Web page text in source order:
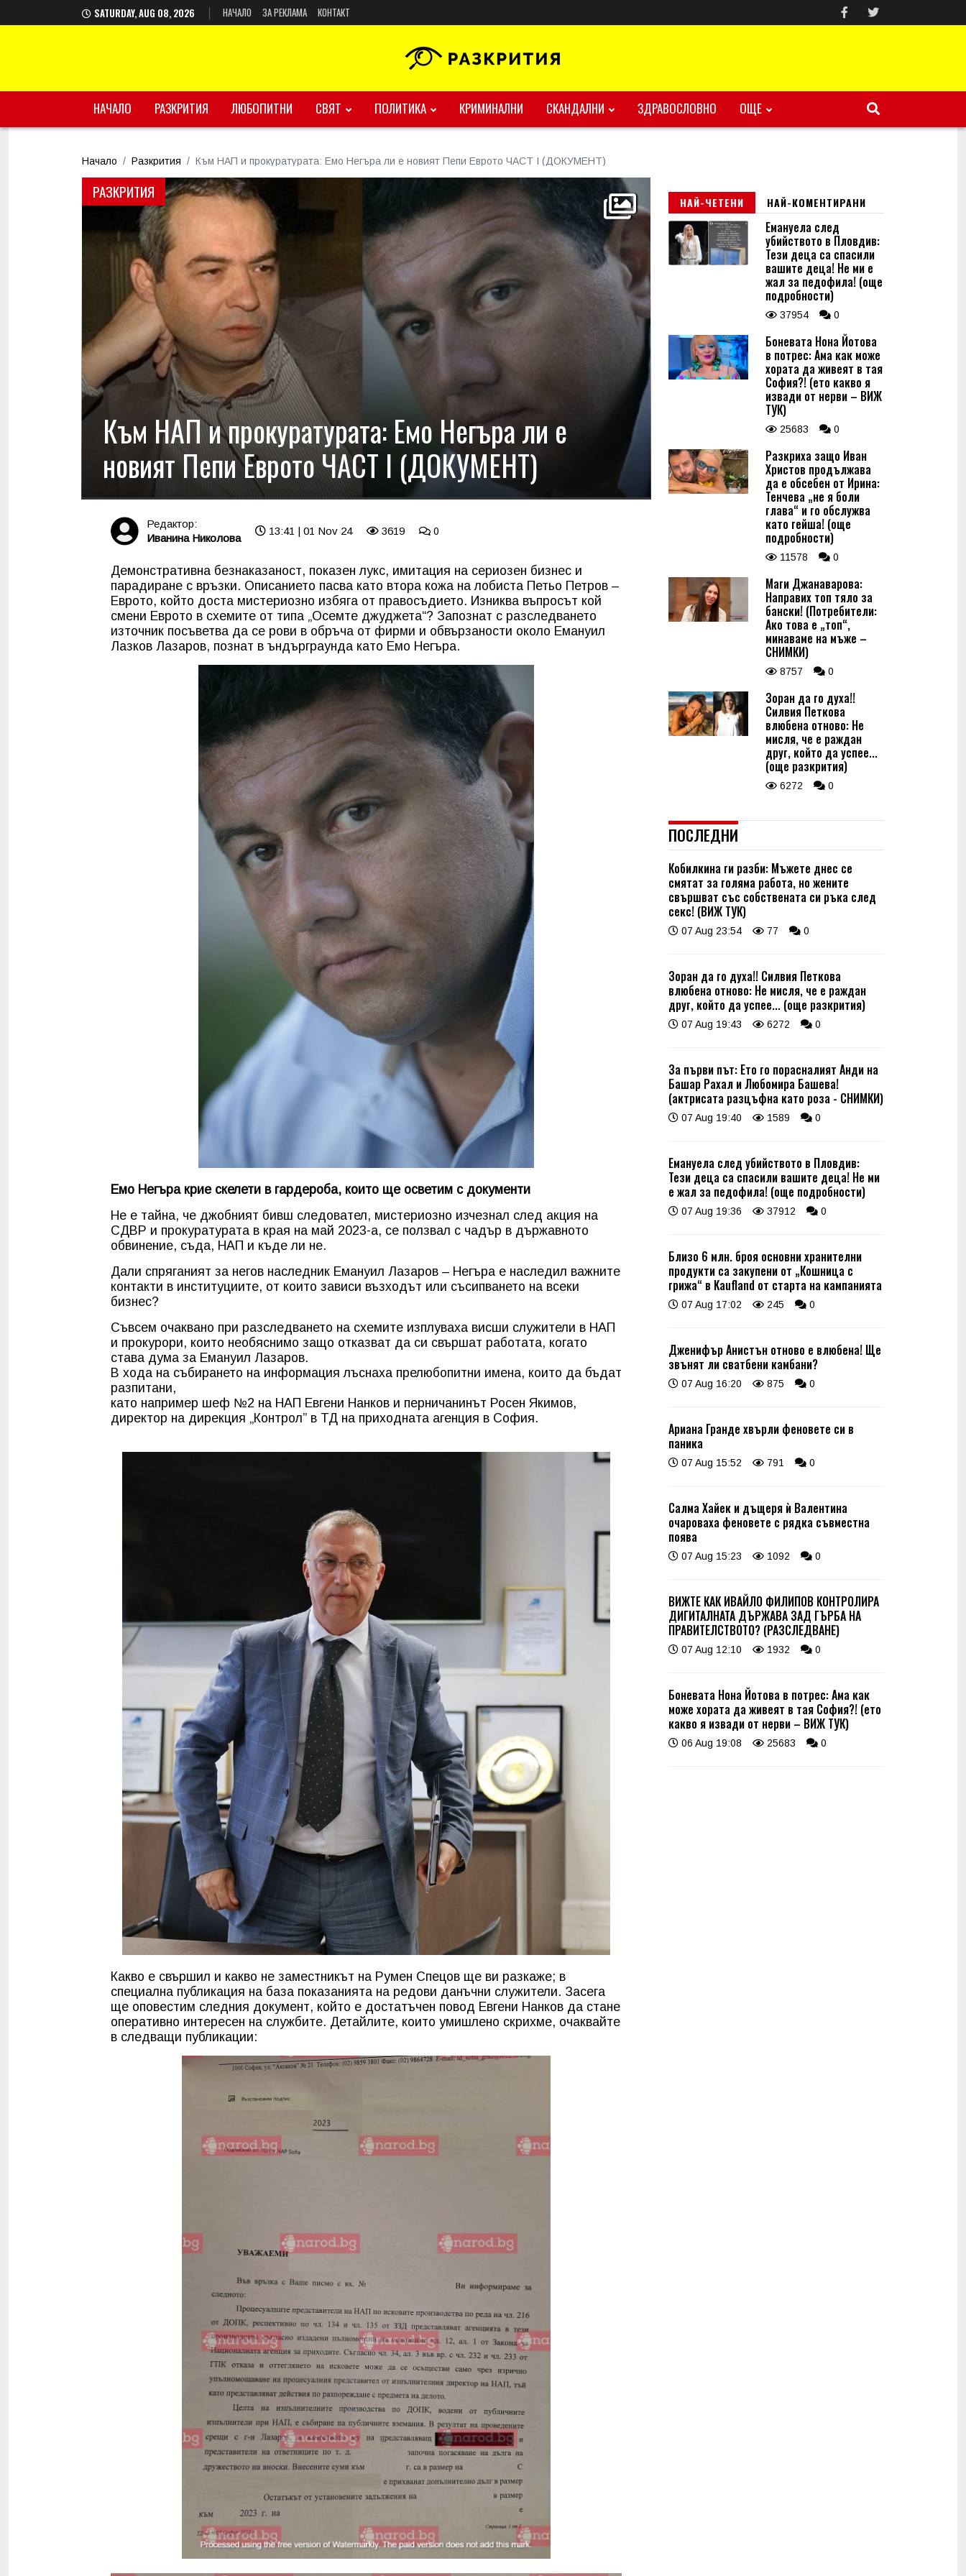
SATURDAY, AUG 08, 2026 НАЧАЛО ЗА РЕКЛАМА КОНТАКТ
НАЧАЛО РАЗКРИТИЯ ЛЮБОПИТНИ СВЯТ ПОЛИТИКА КРИМИНАЛНИ СКАНДАЛНИ ЗДРАВОСЛОВНО ОЩЕ
Начало Разкрития Към НАП и прокуратурата: Емо Негъра ли е новият Пепи Еврото ЧАСТ I (ДОКУМЕНТ)
РАЗКРИТИЯ
Към НАП и прокуратурата: Емо Негъра ли е
новият Пепи Еврото ЧАСТ I (ДОКУМЕНТ)
Редактор:
Иванина Николова
13:41 | 01 Nov 24 3619 0
Демонстративна безнаказаност, показен лукс, имитация на сериозен бизнес и
парадиране с връзки. Описанието пасва като втора кожа на лобиста Петьо Петров –
Еврото, който доста мистериозно избяга от правосъдието. Изниква въпросът кой
смени Еврото в схемите от типа „Осемте джуджета“? Запознат с разследването
източник посъветва да се рови в обръча от фирми и обвързаности около Емануил
Лазков Лазаров, познат в ъндърграунда като Емо Негъра.
Емо Негъра крие скелети в гардероба, които ще осветим с документи
Не е тайна, че джобният бивш следовател, мистериозно изчезнал след акция на
СДВР и прокуратурата в края на май 2023-а, се ползвал с чадър в държавното
обвинение, съда, НАП и къде ли не.
Дали спряганият за негов наследник Емануил Лазаров – Негъра е наследил важните
контакти в институциите, от които зависи възходът или съсипването на всеки
бизнес?
Съвсем очаквано при разследването на схемите изплуваха висши служители в НАП
и прокурори, които необяснимо защо отказват да си свършат работата, когато
става дума за Емануил Лазаров.
В хода на събирането на информация лъснаха прелюбопитни имена, които да бъдат
разпитани,
като например шеф №2 на НАП Евгени Нанков и перничанинът Росен Якимов,
директор на дирекция „Контрол” в ТД на приходната агенция в София.
Какво е свършил и какво не заместникът на Румен Спецов ще ви разкаже; в
специална публикация на база показанията на редови данъчни служители. Засега
ще оповестим следния документ, който е достатъчен повод Евгени Нанков да стане
оперативно интересен на службите. Детайлите, които умишлено скрихме, очаквайте
в следващи публикации:
НАЙ-ЧЕТЕНИ НАЙ-КОМЕНТИРАНИ
Емануела след
убийството в Пловдив:
Тези деца са спасили
вашите деца! Не ми е
жал за педофила! (още
подробности)
37954 0
Боневата Нона Йотова
в потрес: Ама как може
хората да живеят в тая
София?! (ето какво я
извади от нерви – ВИЖ
ТУК)
25683 0
Разкриха защо Иван
Христов продължава
да е обсебен от Ирина:
Тенчева „не я боли
глава“ и го обслужва
като гейша! (още
подробности)
11578 0
Маги Джанаварова:
Направих топ тяло за
бански! (Потребители:
Ако това е „топ“,
минаваме на мъже –
СНИМКИ)
8757 0
Зоран да го духа!!
Силвия Петкова
влюбена отново: Не
мисля, че е раждан
друг, който да успее...
(още разкрития)
6272 0
ПОСЛЕДНИ
Кобилкина ги разби: Мъжете днес се
смятат за голяма работа, но жените
свършват със собствената си ръка след
секс! (ВИЖ ТУК)
07 Aug 23:54 77 0
Зоран да го духа!! Силвия Петкова
влюбена отново: Не мисля, че е раждан
друг, който да успее... (още разкрития)
07 Aug 19:43 6272 0
За първи път: Ето го порасналият Анди на
Башар Рахал и Любомира Башева!
(актрисата разцъфна като роза - СНИМКИ)
07 Aug 19:40 1589 0
Емануела след убийството в Пловдив:
Тези деца са спасили вашите деца! Не ми
е жал за педофила! (още подробности)
07 Aug 19:36 37912 0
Близо 6 млн. броя основни хранителни
продукти са закупени от „Кошница с
грижа“ в Kaufland от старта на кампанията
07 Aug 17:02 245 0
Дженифър Анистън отново е влюбена! Ще
звънят ли сватбени камбани?
07 Aug 16:20 875 0
Ариана Гранде хвърли феновете си в
паника
07 Aug 15:52 791 0
Салма Хайек и дъщеря ѝ Валентина
очароваха феновете с рядка съвместна
поява
07 Aug 15:23 1092 0
ВИЖТЕ КАК ИВАЙЛО ФИЛИПОВ КОНТРОЛИРА
ДИГИТАЛНАТА ДЪРЖАВА ЗАД ГЪРБА НА
ПРАВИТЕЛСТВОТО? (РАЗСЛЕДВАНЕ)
07 Aug 12:10 1932 0
Боневата Нона Йотова в потрес: Ама как
може хората да живеят в тая София?! (ето
какво я извади от нерви – ВИЖ ТУК)
06 Aug 19:08 25683 0